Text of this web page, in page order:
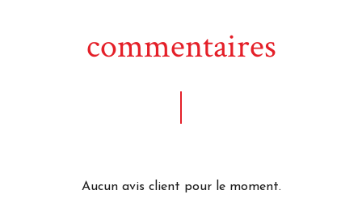
commentaires
Aucun avis client pour le moment.